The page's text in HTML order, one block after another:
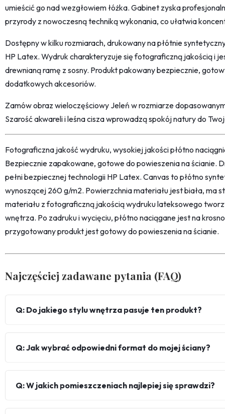
umieścić go nad wezgłowiem łóżka. Gabinet zyska
przyrody z nowoczesną techniką wykonania, co ułatwia
Dostępny w kilku rozmiarach, drukowany na płótnie
HP Latex. Wydruk charakteryzuje się fotograficzną jakością i
drewnianą ramę z sosny. Produkt pakowany bezpiecznie,
dodatkowych akcesoriów.
Zamów obraz wieloczęściowy Jeleń w rozmiarze
Szarość akwareli i leśna cisza wprowadzą spokój natury do
Fotograficzna jakość wydruku, wysokiej jakości płótno
Bezpiecznie zapakowane, gotowe do powieszenia na ścianie.
pełni bezpiecznej technologii HP Latex. Canvas to płótno
wynoszącej 260 g/m2. Powierzchnia materiału jest biała, ma
materiału z fotograficzną jakością wydruku lateksowego
wnętrza. Po zadruku i wycięciu, płótno naciągane jest na
przygotowany produkt jest gotowy do powieszenia na ścianie.
Najczęściej zadawane pytania (FAQ)
Q: Do jakiego stylu wnętrza pasuje ten produkt?
Q: Jak wybrać odpowiedni format do mojej ściany?
Q: W jakich pomieszczeniach najlepiej się sprawdzi?